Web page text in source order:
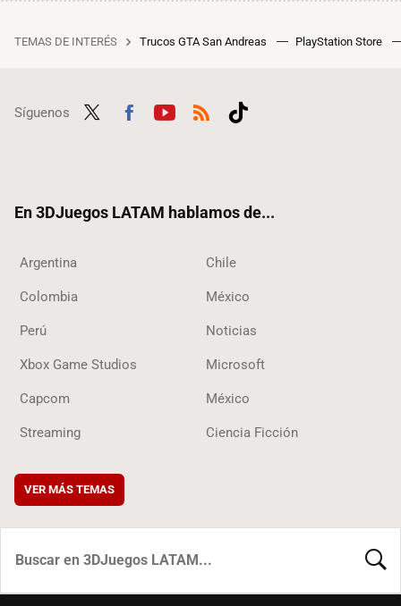
TEMAS DE INTERÉS Trucos GTA San Andreas PlayStation Store
Síguenos
En 3DJuegos LATAM hablamos de...
Argentina Chile
Colombia México
Perú Noticias
Xbox Game Studios Microsoft
Capcom México
Streaming Ciencia Ficción
VER MÁS TEMAS